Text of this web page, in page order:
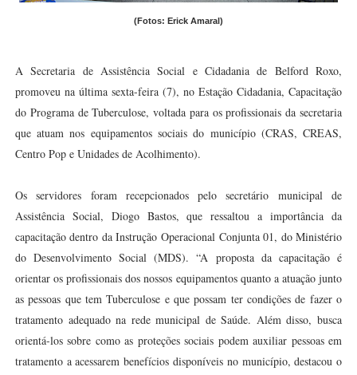
(Fotos: Erick Amaral)
A Secretaria de Assistência Social e Cidadania de Belford Roxo,
promoveu na última sexta-feira (7), no Estação Cidadania, Capacitação
do Programa de Tuberculose, voltada para os profissionais da secretaria
que atuam nos equipamentos sociais do município (CRAS, CREAS,
Centro Pop e Unidades de Acolhimento).
Os servidores foram recepcionados pelo secretário municipal de
Assistência Social, Diogo Bastos, que ressaltou a importância da
capacitação dentro da Instrução Operacional Conjunta 01, do Ministério
do Desenvolvimento Social (MDS). “A proposta da capacitação é
orientar os profissionais dos nossos equipamentos quanto a atuação junto
as pessoas que tem Tuberculose e que possam ter condições de fazer o
tratamento adequado na rede municipal de Saúde. Além disso, busca
orientá-los sobre como as proteções sociais podem auxiliar pessoas em
tratamento a acessarem benefícios disponíveis no município, destacou o